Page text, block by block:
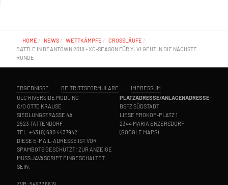
HOME NEWS WETTKÄMPFE
CROSSLÄUFE
BATTLE IN BEANTOWN 2018 - XC-SEASON FÜR YLVI GEHT IN DIE NÄCHSTE
RUNDE
ERGEBNISSE BEITRITTSFORMULARE
IMPRESSUM
ULC RIVERSIDE MÖDLING
C/O OTTO KRAUSE
SIEDLUNGSTRASSE 4A
2523 TATTENDORF
TEL. +43 (0) 680 4437942
DIESE E-MAIL-ADRESSE IST VOR
SPAMBOTS GESCHÜTZT! ZUR ANZEIGE
MUSS JAVASCRIPT EINGESCHALTET
SEIN.
PLATZADRESSE/ANLAGENADRESSE:
BSFZ SÜDSTADT
LIESE PROKOP-PLATZ 1
2344 MARIA ENZERSDORF
(GOOGLE MAPS)